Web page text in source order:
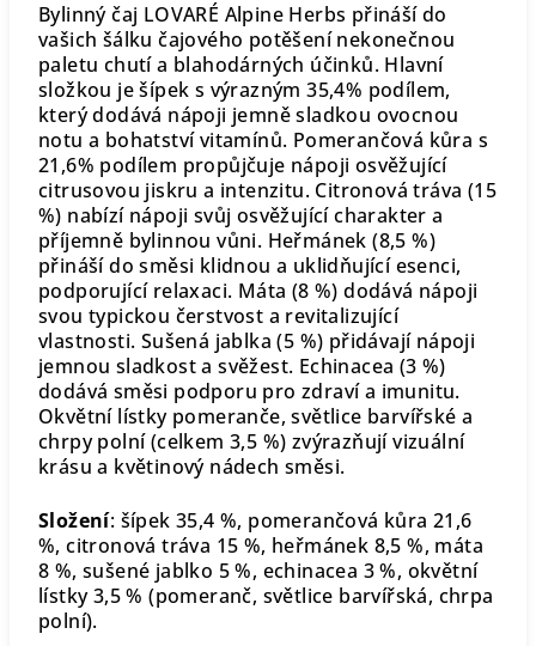
Bylinný čaj LOVARÉ Alpine Herbs přináší do
vašich šálku čajového potěšení nekonečnou
paletu chutí a blahodárných účinků. Hlavní
složkou je šípek s výrazným 35,4% podílem,
který dodává nápoji jemně sladkou ovocnou
notu a bohatství vitamínů. Pomerančová kůra s
21,6% podílem propůjčuje nápoji osvěžující
citrusovou jiskru a intenzitu. Citronová tráva (15
%) nabízí nápoji svůj osvěžující charakter a
příjemně bylinnou vůni. Heřmánek (8,5 %)
přináší do směsi klidnou a uklidňující esenci,
podporující relaxaci. Máta (8 %) dodává nápoji
svou typickou čerstvost a revitalizující
vlastnosti. Sušená jablka (5 %) přidávají nápoji
jemnou sladkost a svěžest. Echinacea (3 %)
dodává směsi podporu pro zdraví a imunitu.
Okvětní lístky pomeranče, světlice barvířské a
chrpy polní (celkem 3,5 %) zvýrazňují vizuální
krásu a květinový nádech směsi.
Složení: šípek 35,4 %, pomerančová kůra 21,6
%, citronová tráva 15 %, heřmánek 8,5 %, máta
8 %, sušené jablko 5 %, echinacea 3 %, okvětní
lístky 3,5 % (pomeranč, světlice barvířská, chrpa
polní).